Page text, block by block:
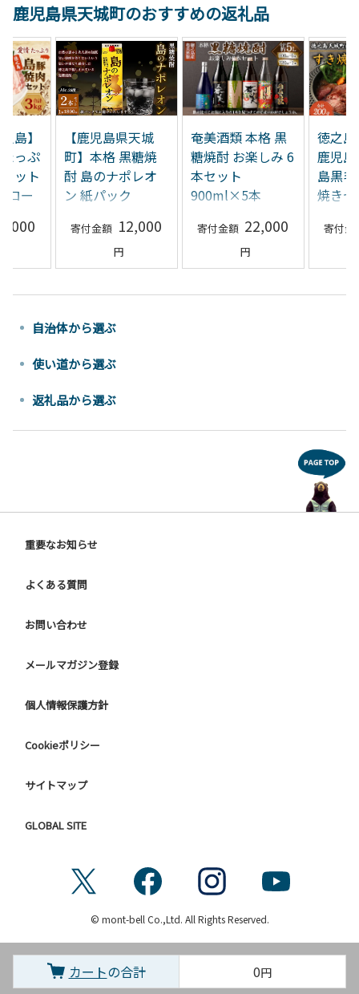
鹿児島県天城町のおすすめの返礼品
島】
っぷ
ット
ロー
【鹿児島県天城
町】本格 黒糖焼
酎 島のナポレオ
ン 紙パック
計3.6L A-3512,000
奄美酒類 本格 黒
糖焼酎 お楽しみ 6
本セット
900ml×5本
エティ 徳之島 天
22,000
徳之
鹿児
島黒
焼き
し
自治体から選ぶ
使い道から選ぶ
返礼品から選ぶ
重要なお知らせ
よくある質問
お問い合わせ
メールマガジン登録
個人情報保護方針
Cookieポリシー
サイトマップ
GLOBAL SITE
© mont-bell Co.,Ltd. All Rights Reserved.
カートの合計 0円